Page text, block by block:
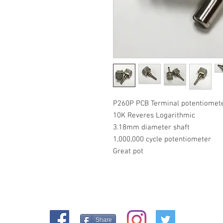
P260P PCB Terminal
10K Reveres Logarithmic
3.18mm diameter shaft
1,000,000 cycle potentiometer
Great pot
Share